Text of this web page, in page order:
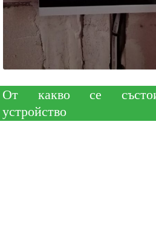
От какво се състои
устройство